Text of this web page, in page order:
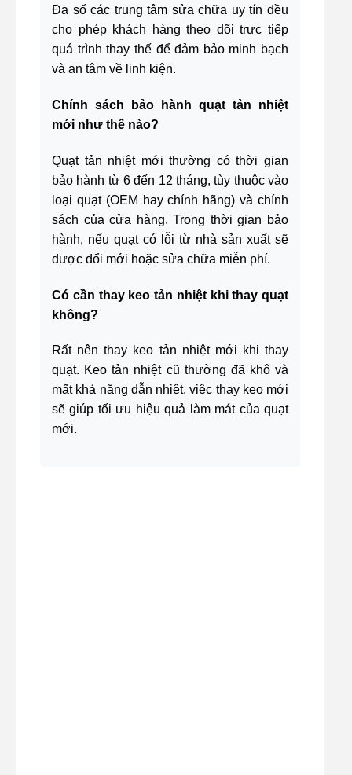
Đa số các trung tâm sửa chữa uy tín đều
cho phép khách hàng theo dõi trực tiếp
quá trình thay thế để đảm bảo minh bạch
và an tâm về linh kiện.
Chính sách bảo hành quạt tản nhiệt
mới như thế nào?
Quạt tản nhiệt mới thường có thời gian
bảo hành từ 6 đến 12 tháng, tùy thuộc vào
loại quạt (OEM hay chính hãng) và chính
sách của cửa hàng. Trong thời gian bảo
hành, nếu quạt có lỗi từ nhà sản xuất sẽ
được đổi mới hoặc sửa chữa miễn phí.
Có cần thay keo tản nhiệt khi thay quạt
không?
Rất nên thay keo tản nhiệt mới khi thay
quạt. Keo tản nhiệt cũ thường đã khô và
mất khả năng dẫn nhiệt, việc thay keo mới
sẽ giúp tối ưu hiệu quả làm mát của quạt
mới.